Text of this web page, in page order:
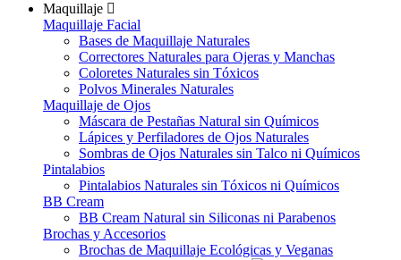
Maquillaje
Maquillaje Facial
Bases de Maquillaje Naturales
Correctores Naturales para Ojeras y Manchas
Coloretes Naturales sin Tóxicos
Polvos Minerales Naturales
Maquillaje de Ojos
Máscara de Pestañas Natural sin Químicos
Lápices y Perfiladores de Ojos Naturales
Sombras de Ojos Naturales sin Talco ni Químicos
Pintalabios
Pintalabios Naturales sin Tóxicos ni Químicos
BB Cream
BB Cream Natural sin Siliconas ni Parabenos
Brochas y Accesorios
Brochas de Maquillaje Ecológicas y Veganas